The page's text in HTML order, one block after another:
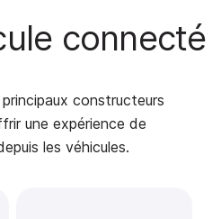
connecté
constructeurs
une expérience de
les véhicules.